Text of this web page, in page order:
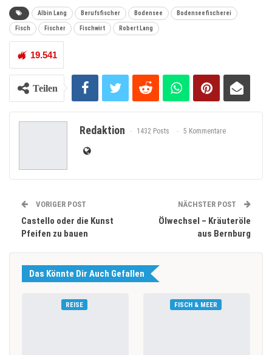
Albin Lang Berufsfischer Bodensee Bodenseefischerei
Fisch Fischer Fischwirt Robert Lang
19.541
Teilen
Redaktion 1432 Posts 5 Kommentare
VORIGER POST
Castello oder die Kunst
Pfeifen zu bauen
NÄCHSTER POST
Ölwechsel – Kräuteröle
aus Bernburg
Das Könnte Dir Auch Gefallen
REISE FISCH & MEER